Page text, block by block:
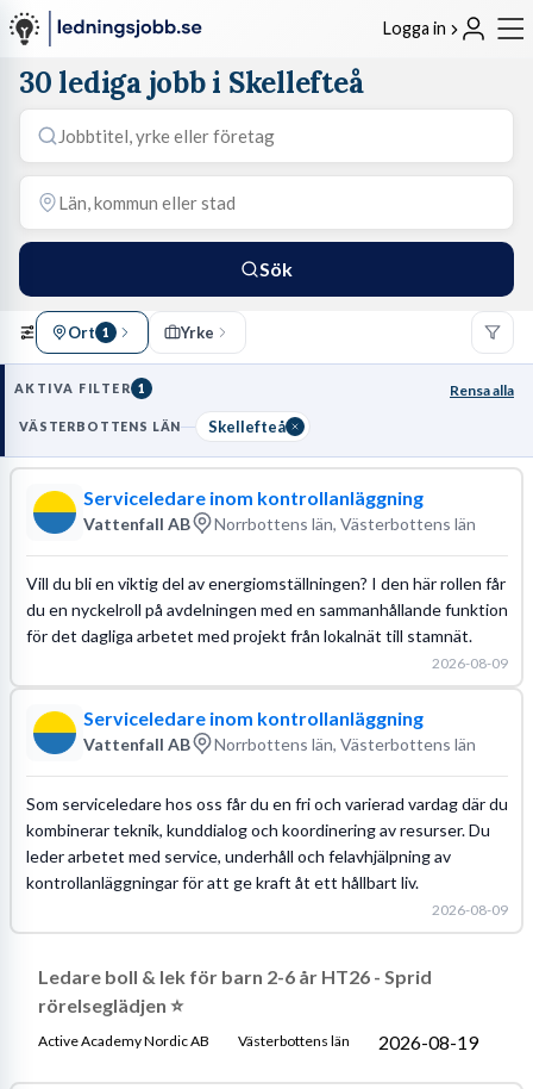
Logga in
30 lediga jobb i Skellefteå
Sök
Ort 1 Yrke
AKTIVA FILTER 1 Rensa alla
VÄSTERBOTTENS LÄN Skellefteå
Serviceledare inom kontrollanläggning
Vattenfall AB Norrbottens län, Västerbottens län
Vill du bli en viktig del av energiomställningen? I den här rollen får
du en nyckelroll på avdelningen med en sammanhållande funktion
för det dagliga arbetet med projekt från lokalnät till stamnät.
2026-08-09
Serviceledare inom kontrollanläggning
Vattenfall AB Norrbottens län, Västerbottens län
Som serviceledare hos oss får du en fri och varierad vardag där du
kombinerar teknik, kunddialog och koordinering av resurser. Du
leder arbetet med service, underhåll och felavhjälpning av
kontrollanläggningar för att ge kraft åt ett hållbart liv.
2026-08-09
Ledare boll & lek för barn 2-6 år HT26 - Sprid
rörelseglädjen ⭐
Active Academy Nordic AB Västerbottens län 2026-08-19